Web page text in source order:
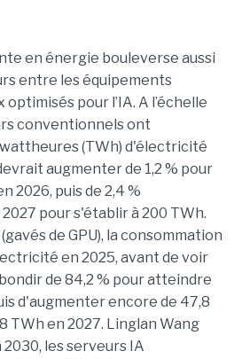
en énergie bouleverse aussi
entre les équipements
pour l’IA. A l’échelle
conventionnels ont
(TWh) d'électricité
augmenter de 1,2 % pour
2026, puis de 2,4 %
pour s'établir à 200 TWh.
de GPU), la consommation
en 2025, avant de voir
de 84,2 % pour atteindre
d'augmenter encore de 47,8
TWh en 2027. Linglan Wang
2030, les serveurs IA